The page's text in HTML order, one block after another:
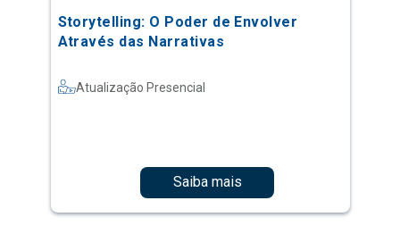
Storytelling: O Poder de Envolver
Através das Narrativas
Atualização Presencial
Saiba mais